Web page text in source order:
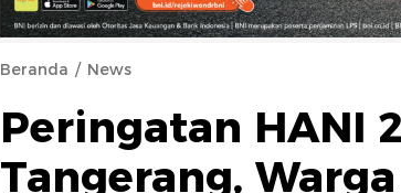
Beranda News
Peringatan HANI
Tangerang,